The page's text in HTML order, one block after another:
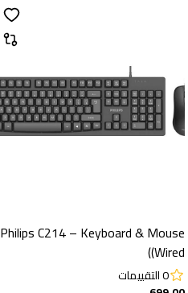
Philips C214 – Keyboard & Mouse
(Wired)
0التقييمات